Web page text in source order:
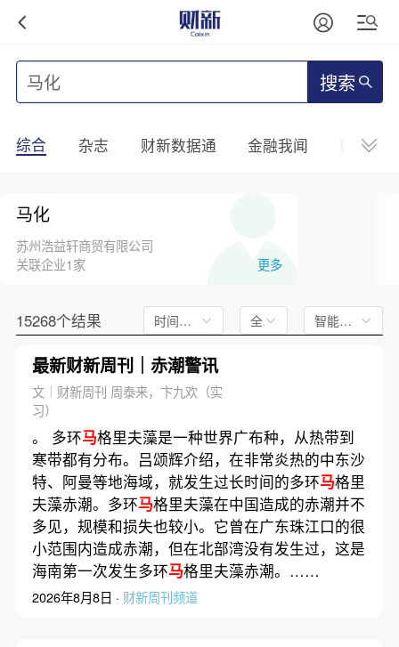
搜索
综合 杂志 财新数据通 金融我闻 财新
马化
苏州浩益轩商贸有限公司
关联企业1家
更多
15268个结果 时间不限 全文 智能排序
最新财新周刊｜赤潮警讯
文｜财新周刊 周泰来，卞九欢（实
习）
。 多环马格里夫藻是一种世界广布种，从热带到
寒带都有分布。吕颂辉介绍，在非常炎热的中东沙
特、阿曼等地海域，就发生过长时间的多环马格里
夫藻赤潮。多环马格里夫藻在中国造成的赤潮并不
多见，规模和损失也较小。它曾在广东珠江口的很
小范围内造成赤潮，但在北部湾没有发生过，这是
海南第一次发生多环马格里夫藻赤潮。……
2026年8月8日 · 财新周刊频道